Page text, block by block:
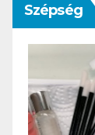
Szépség